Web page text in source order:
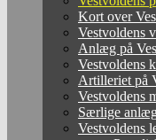
Kort over
Vestvoldens
Anlæg på
Vestvoldens
Artilleriet på
Vestvoldens
Særlige
Vestvoldens